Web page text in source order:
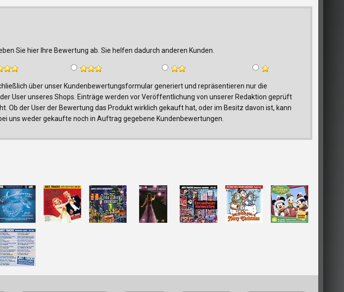
Sie hier Ihre Bewertung ab. Sie helfen dadurch anderen Kunden.
über unser Kundenbewertungsformular generiert und repräsentieren nur die
User unseres Shops. Einträge werden vor Veröffentlichung von unserer Redaktion geprüft
Ob der User der Bewertung das Produkt wirklich gekauft hat, oder im Besitz davon ist, kann
uns weder gekaufte noch in Auftrag gegebene Kundenbewertungen.